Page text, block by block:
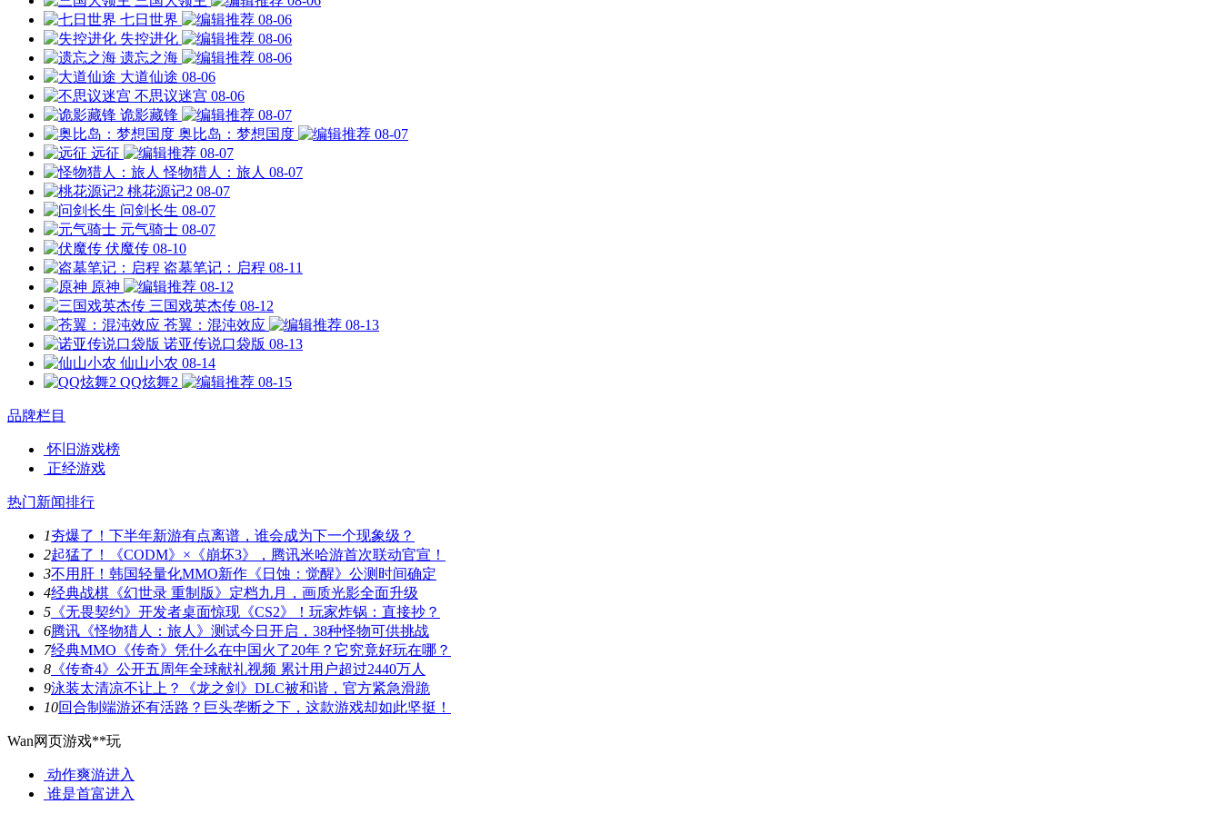
七日世界
08-06
失控进化
08-06
遗忘之海
08-06
大道仙途 08-06
不思议迷宫 08-06
诡影藏锋
08-07
奥比岛：梦想国度
08-07
远征
08-07
怪物猎人：旅人 08-07
桃花源记2 08-07
问剑长生 08-07
元气骑士 08-07
伏魔传 08-10
盗墓笔记：启程 08-11
原神
08-12
三国戏英杰传 08-12
苍翼：混沌效应
08-13
诺亚传说口袋版 08-13
仙山小农 08-14
QQ炫舞2
08-15
品牌栏目
怀旧游戏榜
正经游戏
热门新闻排行
1夯爆了！下半年新游有点离谱，谁会成为下一个现象级？
2起猛了！《CODM》×《崩坏3》，腾讯米哈游首次联动官宣！
3不用肝！韩国轻量化MMO新作《日蚀：觉醒》公测时间确定
4经典战棋《幻世录 重制版》定档九月，画质光影全面升级
5 《无畏契约》开发者桌面惊现《CS2》！玩家炸锅：直接抄？
6腾讯《怪物猎人：旅人》测试今日开启，38种怪物可供挑战
7经典MMO《传奇》凭什么在中国火了20年？它究竟好玩在哪？
8 《传奇4》公开五周年全球献礼视频 累计用户超过2440万人
9泳装太清凉不让上？《龙之剑》DLC被和谐，官方紧急滑跪
10回合制端游还有活路？巨头垄断之下，这款游戏却如此坚挺！
Wan网页游戏**玩
动作爽游进入
谁是首富进入